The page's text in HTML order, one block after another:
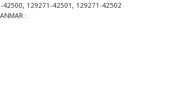
42500, 129271-42501, 129271-42502
: